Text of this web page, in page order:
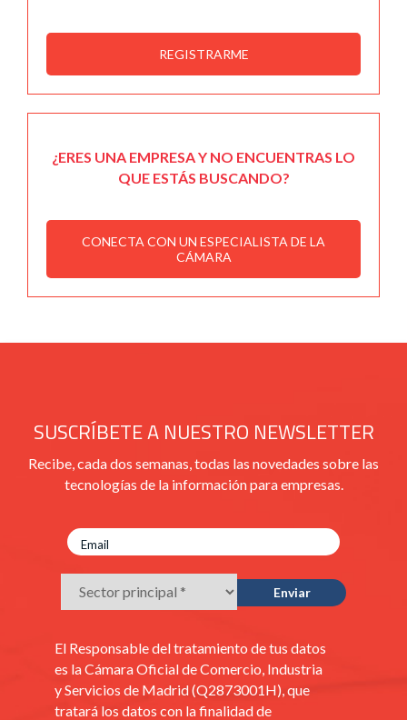
REGISTRARME
¿ERES UNA EMPRESA Y NO ENCUENTRAS LO
QUE ESTÁS BUSCANDO?
CONECTA CON UN ESPECIALISTA DE LA
CÁMARA
SUSCRÍBETE A NUESTRO NEWSLETTER
Recibe, cada dos semanas, todas las novedades sobre las
tecnologías de la información para empresas.
El Responsable del tratamiento de tus datos
es la Cámara Oficial de Comercio, Industria
y Servicios de Madrid (Q2873001H), que
tratará los datos con la finalidad de